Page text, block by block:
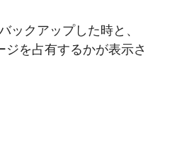
ックアップした時と、
を占有するかが表示さ